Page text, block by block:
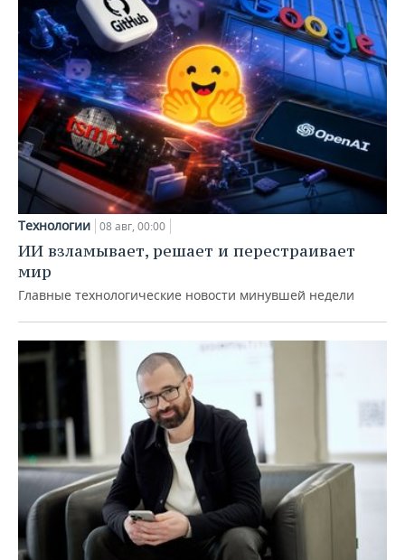
Технологии 08 авг, 00:00
ИИ взламывает, решает и перестраивает
мир
Главные технологические новости минувшей недели